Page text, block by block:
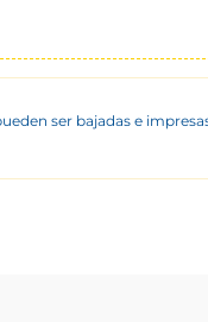
ser bajadas e